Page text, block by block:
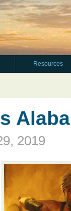
Resources
2019